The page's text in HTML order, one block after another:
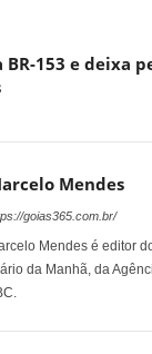
153 e deixa
Mendes
goias365.com.br/
Mendes é editor
da Manhã, da